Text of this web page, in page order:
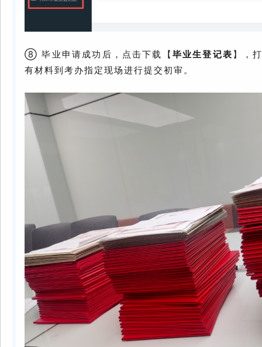
⑧ 毕业申请成功后，点击下载【 毕业生登记表 】，
有材料到考办指定现场进行提交初审。